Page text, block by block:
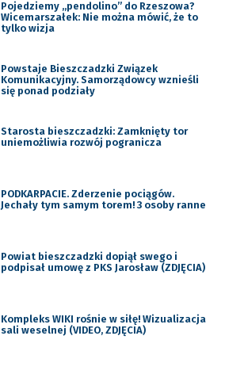
Pojedziemy „pendolino” do Rzeszowa?
Wicemarszałek: Nie można mówić, że to
tylko wizja
Powstaje Bieszczadzki Związek
Komunikacyjny. Samorządowcy wznieśli
się ponad podziały
Starosta bieszczadzki: Zamknięty tor
uniemożliwia rozwój pogranicza
PODKARPACIE. Zderzenie pociągów.
Jechały tym samym torem! 3 osoby ranne
Powiat bieszczadzki dopiął swego i
podpisał umowę z PKS Jarosław (ZDJĘCIA)
Kompleks WIKI rośnie w siłę! Wizualizacja
sali weselnej (VIDEO, ZDJĘCIA)